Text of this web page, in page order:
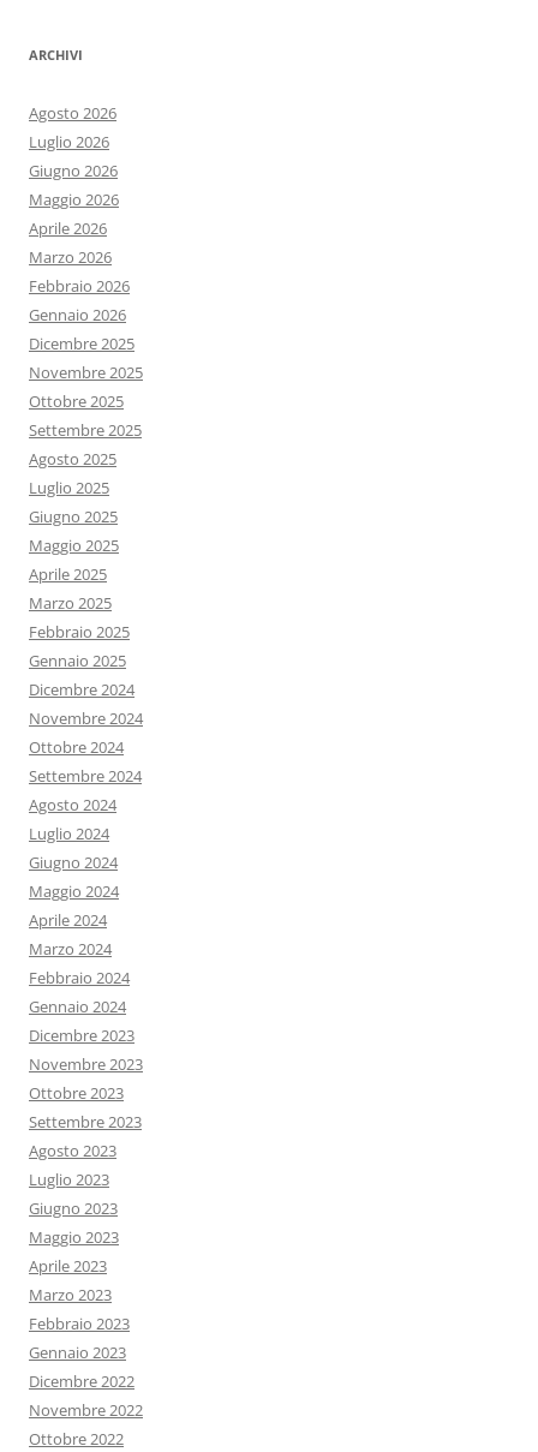
ARCHIVI
Agosto 2026
Luglio 2026
Giugno 2026
Maggio 2026
Aprile 2026
Marzo 2026
Febbraio 2026
Gennaio 2026
Dicembre 2025
Novembre 2025
Ottobre 2025
Settembre 2025
Agosto 2025
Luglio 2025
Giugno 2025
Maggio 2025
Aprile 2025
Marzo 2025
Febbraio 2025
Gennaio 2025
Dicembre 2024
Novembre 2024
Ottobre 2024
Settembre 2024
Agosto 2024
Luglio 2024
Giugno 2024
Maggio 2024
Aprile 2024
Marzo 2024
Febbraio 2024
Gennaio 2024
Dicembre 2023
Novembre 2023
Ottobre 2023
Settembre 2023
Agosto 2023
Luglio 2023
Giugno 2023
Maggio 2023
Aprile 2023
Marzo 2023
Febbraio 2023
Gennaio 2023
Dicembre 2022
Novembre 2022
Ottobre 2022